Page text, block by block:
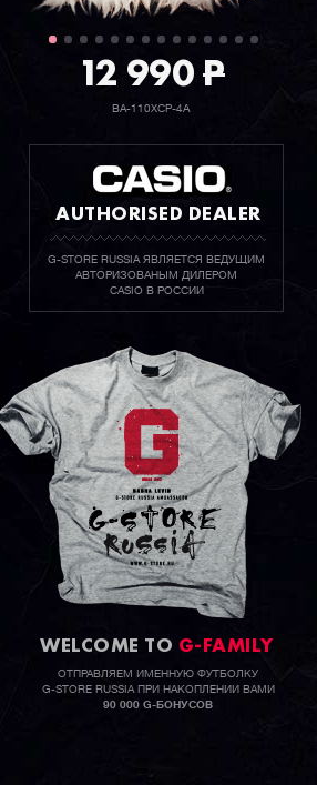
12 990P
BA-110XCP-4A
AUTHORISED DEALER
G-STORE RUSSIA ЯВЛЯЕТСЯ ВЕДУЩИМ
АВТОРИЗОВАНЫМ ДИЛЕРОМ
CASIO В РОССИИ
WELCOME TO G-FAMILY
ОТПРАВЛЯЕМ ИМЕННУЮ ФУТБОЛКУ
G-STORE RUSSIA ПРИ НАКОПЛЕНИИ ВАМИ
90 000 G-БОНУСОВ